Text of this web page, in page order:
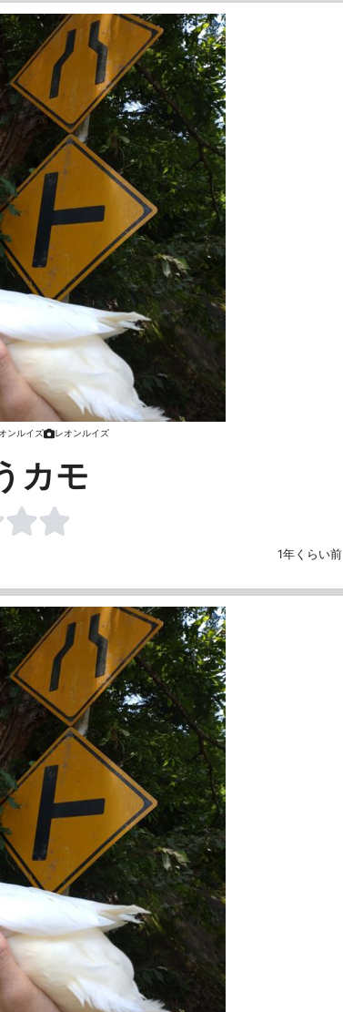
ンルイズ レオンルイズ
カモ
1年くらい前